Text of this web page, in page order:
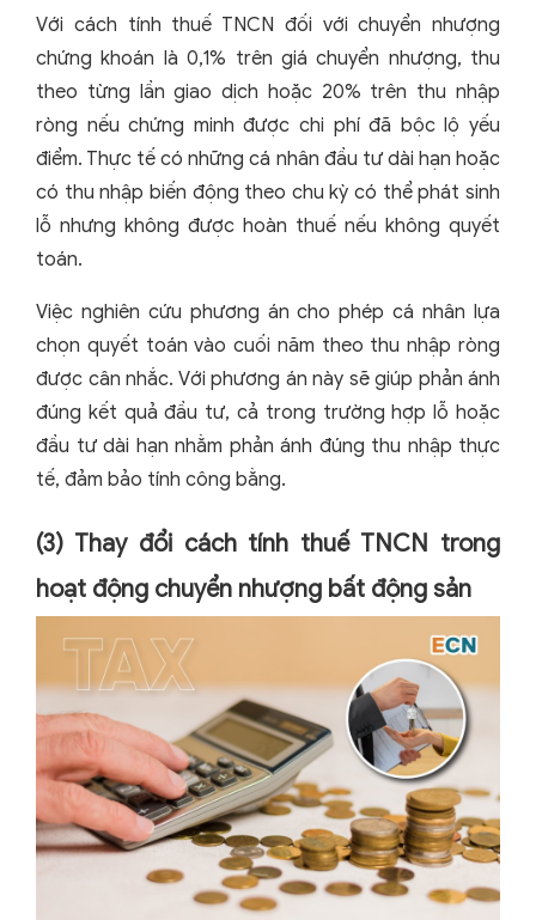
Với cách tính thuế TNCN đối với chuyển nhượng
chứng khoán là 0,1% trên giá chuyển nhượng, thu
theo từng lần giao dịch hoặc 20% trên thu nhập
ròng nếu chứng minh được chi phí đã bộc lộ yếu
điểm. Thực tế có những cá nhân đầu tư dài hạn hoặc
có thu nhập biến động theo chu kỳ có thể phát sinh
lỗ nhưng không được hoàn thuế nếu không quyết
toán.
Việc nghiên cứu phương án cho phép cá nhân lựa
chọn quyết toán vào cuối năm theo thu nhập ròng
được cân nhắc. Với phương án này sẽ giúp phản ánh
đúng kết quả đầu tư, cả trong trường hợp lỗ hoặc
đầu tư dài hạn nhằm phản ánh đúng thu nhập thực
tế, đảm bảo tính công bằng.
(3) Thay đổi cách tính thuế TNCN trong
hoạt động chuyển nhượng bất động sản